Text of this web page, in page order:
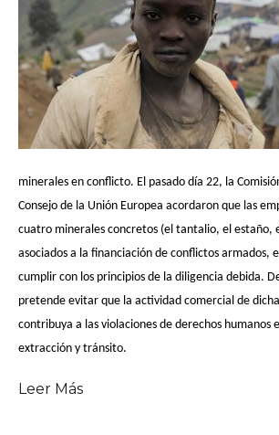
minerales en conflicto. El pasado día 22, la
Consejo de la Unión Europea acordaron que las
cuatro minerales concretos (el tantalio, el estaño,
asociados a la financiación de conflictos armados,
cumplir con los principios de la diligencia debida.
pretende evitar que la actividad comercial de
contribuya a las violaciones de derechos humanos
extracción y tránsito.
Leer Más